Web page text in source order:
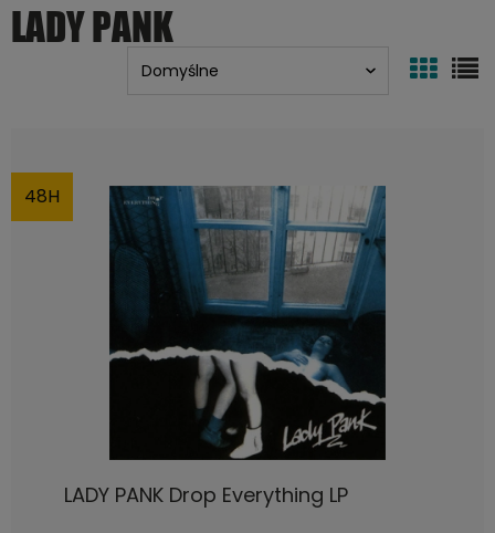
LADY PANK
LADY PANK Drop Everything LP
48H